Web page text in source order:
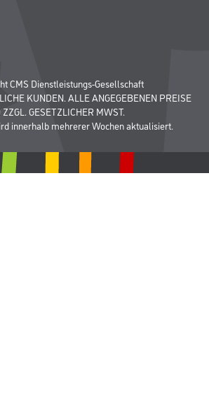
CMS Dienstleistungs-Gesellschaft
KUNDEN. ALLE ANGEGEBENEN PREISE
ZZGL. GESETZLICHER MWST.
innerhalb mehrerer Wochen aktualisiert.